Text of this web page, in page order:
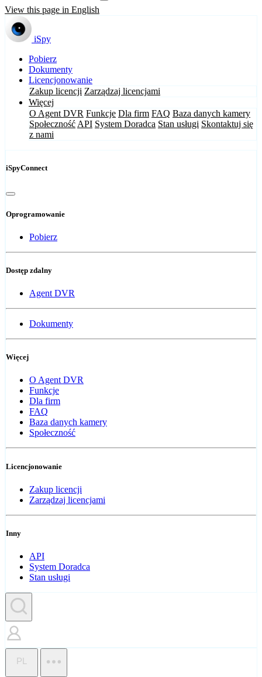
View this page in English
iSpy
Pobierz
Dokumenty
Licencjonowanie
Zakup licencji Zarządzaj licencjami
Więcej
O Agent DVR Funkcje Dla firm FAQ Baza danych kamery
Społeczność API System Doradca Stan usługi Skontaktuj się
z nami
iSpyConnect
Oprogramowanie
Pobierz
Dostęp zdalny
Agent DVR
Dokumenty
Więcej
O Agent DVR
Funkcje
Dla firm
FAQ
Baza danych kamery
Społeczność
Licencjonowanie
Zakup licencji
Zarządzaj licencjami
Inny
API
System Doradca
Stan usługi
PL